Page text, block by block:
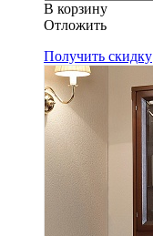
В корзину
Oтложить
Получить скидку